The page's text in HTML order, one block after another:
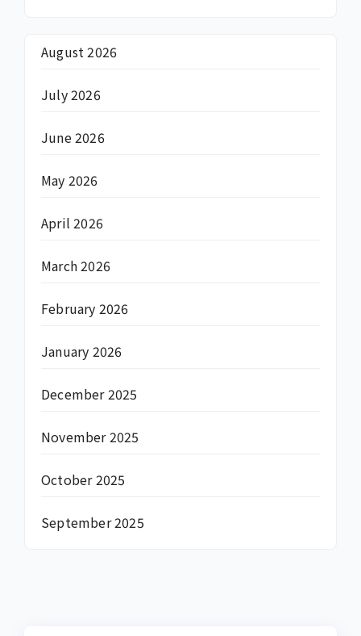
August 2026
July 2026
June 2026
May 2026
April 2026
March 2026
February 2026
January 2026
December 2025
November 2025
October 2025
September 2025